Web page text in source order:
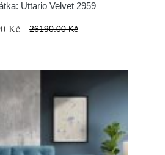
Uttario Velvet 2959
Kč 26190.00 Kč